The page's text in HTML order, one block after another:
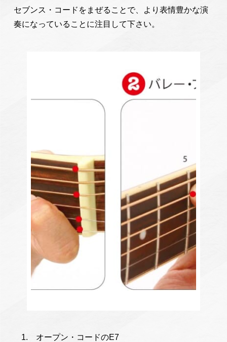
セブンス・コードをまぜることで、より表情豊かな演
奏になっていることに注目して下さい。
オープン・コードのE7